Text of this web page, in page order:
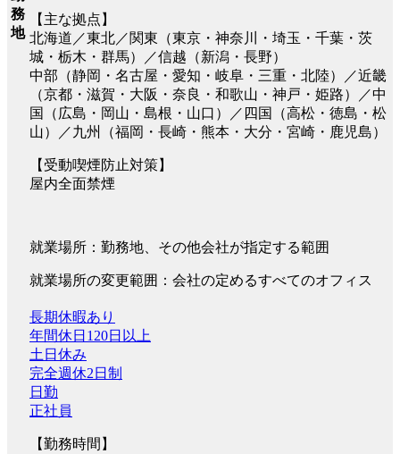
務
地
【主な拠点】
北海道／東北／関東（東京・神奈川・埼玉・千葉・茨
城・栃木・群馬）／信越（新潟・長野）
中部（静岡・名古屋・愛知・岐阜・三重・北陸）／近畿
（京都・滋賀・大阪・奈良・和歌山・神戸・姫路）／中
国（広島・岡山・島根・山口）／四国（高松・徳島・松
山）／九州（福岡・長崎・熊本・大分・宮崎・鹿児島）
【受動喫煙防止対策】
屋内全面禁煙
就業場所：勤務地、その他会社が指定する範囲
就業場所の変更範囲：会社の定めるすべてのオフィス
長期休暇あり
年間休日120日以上
土日休み
完全週休2日制
日勤
正社員
【勤務時間】